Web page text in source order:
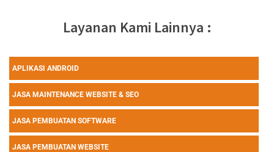
Layanan Kami Lainnya :
APLIKASI ANDROID
JASA MAINTENANCE WEBSITE & SEO
JASA PEMBUATAN SOFTWARE
JASA PEMBUATAN WEBSITE